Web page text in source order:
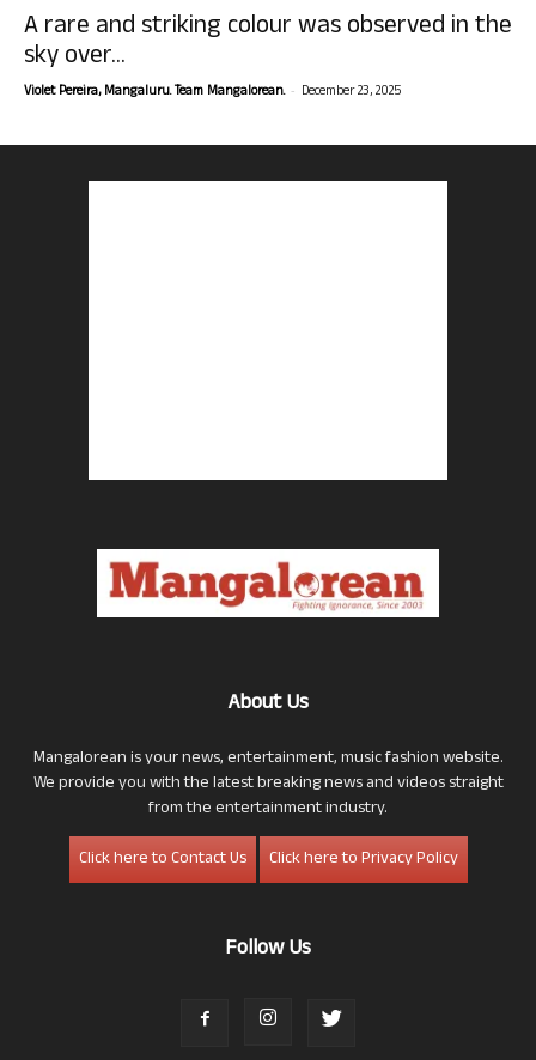
A rare and striking colour was observed in the
sky over...
Violet Pereira, Mangaluru. Team Mangalorean. - December 23, 2025
About Us
Mangalorean is your news, entertainment, music fashion website.
We provide you with the latest breaking news and videos straight
from the entertainment industry.
Click here to Contact Us
Click here to Privacy Policy
Follow Us